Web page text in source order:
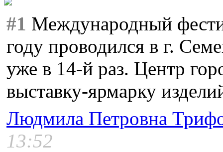
#1 Международный
году проводился в г.
уже в 14-й раз. Центр
выставку-ярмарку
Людмила Петровна
13:52